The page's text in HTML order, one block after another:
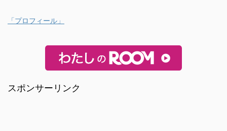
「プロフィール」
スポンサーリンク